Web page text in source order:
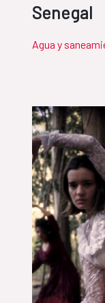
Senegal
Agua y